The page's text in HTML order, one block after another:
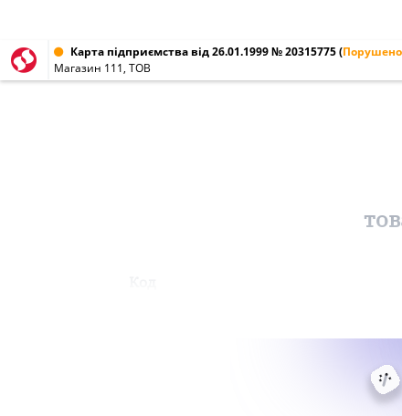
Карта підприємства від 26.01.1999 № 20315775(Порушено
Магазин 111, ТОВ